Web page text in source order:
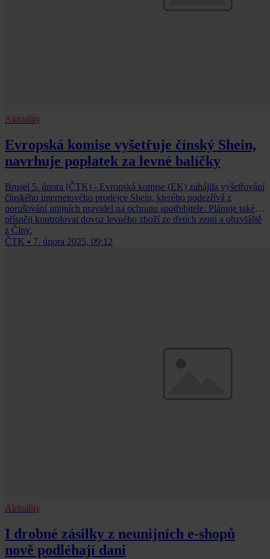
Aktuality
Evropská komise vyšetřuje čínský Shein,
navrhuje poplatek za levné balíčky
Brusel 5. února (ČTK) - Evropská komise (EK) zahájila vyšetřování
čínského internetového prodejce Shein, kterého podezřívá z
porušování unijních pravidel na ochranu spotřebitele. Plánuje také
přísněji kontrolovat dovoz levného zboží ze třetích zemí a obzvláště
z Číny.
ČTK • 7. února 2025, 09:12
Aktuality
I drobné zásilky z neunijních e-shopů
nově podléhají dani